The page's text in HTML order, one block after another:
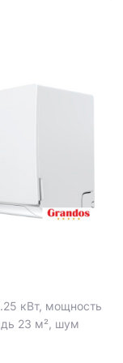
кВт, мощность
23 м², шум